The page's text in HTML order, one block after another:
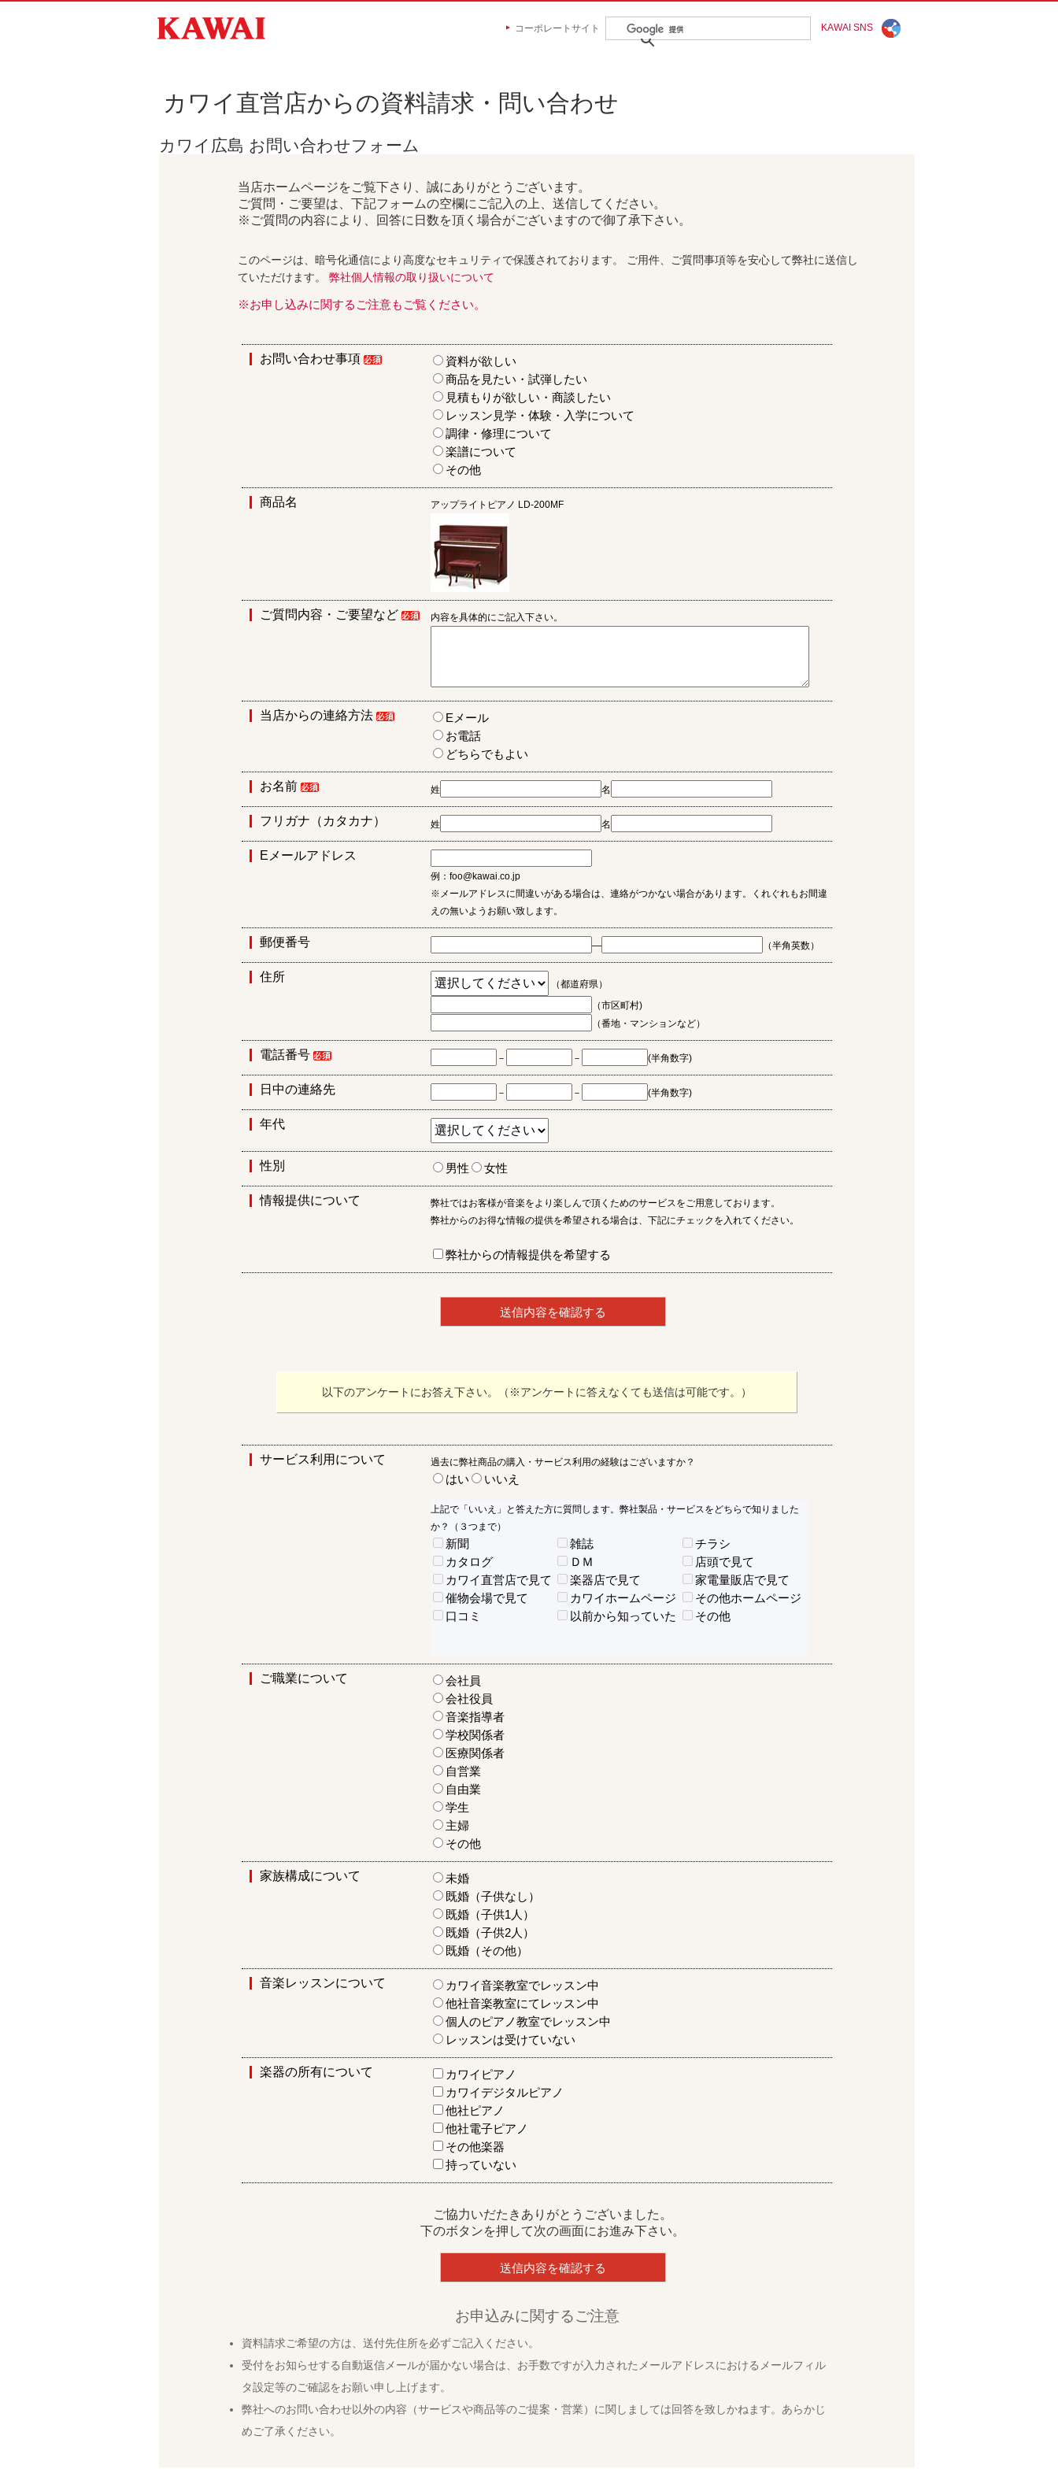
コーポレートサイト KAWAI SNS
カワイ直営店からの資料請求・問い合わせ
カワイ広島 お問い合わせフォーム
当店ホームページをご覧下さり、誠にありがとうございます。
ご質問・ご要望は、下記フォームの空欄にご記入の上、送信してください。
※ご質問の内容により、回答に日数を頂く場合がございますので御了承下さい。
このページは、暗号化通信により高度なセキュリティで保護されております。 ご用件、ご質問事項等を安心して弊社に送信し
ていただけます。 弊社個人情報の取り扱いについて
※お申し込みに関するご注意もご覧ください。
お問い合わせ事項
資料が欲しい
商品を見たい・試弾したい
見積もりが欲しい・商談したい
レッスン見学・体験・入学について
調律・修理について
楽譜について
その他
商品名 アップライトピアノ LD-200MF
ご質問内容・ご要望など 内容を具体的にご記入下さい。
当店からの連絡方法
Eメール
お電話
どちらでもよい
お名前 姓 名
フリガナ（カタカナ） 姓 名
Eメールアドレス
例：foo@kawai.co.jp
※メールアドレスに間違いがある場合は、連絡がつかない場合があります。くれぐれもお間違
えの無いようお願い致します。
郵便番号 ― （半角英数）
住所
（都道府県）
（市区町村)
（番地・マンションなど）
電話番号 － － (半角数字)
日中の連絡先 － － (半角数字)
年代
性別 男性 女性
情報提供について
弊社ではお客様が音楽をより楽しんで頂くためのサービスをご用意しております。
弊社からのお得な情報の提供を希望される場合は、下記にチェックを入れてください。
弊社からの情報提供を希望する
以下のアンケートにお答え下さい。（※アンケートに答えなくても送信は可能です。）
サービス利用について 過去に弊社商品の購入・サービス利用の経験はございますか？
はい いいえ
上記で「いいえ」と答えた方に質問します。弊社製品・サービスをどちらで知りました
か？（３つまで）
新聞 雑誌
チラシ
カタログ
ＤＭ
店頭で見て
カワイ直営店で見て
楽器店で見て
家電量販店で見て
催物会場で見て
カワイホームページ
その他ホームページ
口コミ
以前から知っていた その他
ご職業について
会社員
会社役員
音楽指導者
学校関係者
医療関係者
自営業
自由業
学生
主婦
その他
家族構成について
未婚
既婚（子供なし）
既婚（子供1人）
既婚（子供2人）
既婚（その他）
音楽レッスンについて
カワイ音楽教室でレッスン中
他社音楽教室にてレッスン中
個人のピアノ教室でレッスン中
レッスンは受けていない
楽器の所有について
カワイピアノ
カワイデジタルピアノ
他社ピアノ
他社電子ピアノ
その他楽器
持っていない
ご協力いだたきありがとうございました。
下のボタンを押して次の画面にお進み下さい。
お申込みに関するご注意
資料請求ご希望の方は、送付先住所を必ずご記入ください。
受付をお知らせする自動返信メールが届かない場合は、お手数ですが入力されたメールアドレスにおけるメールフィル
タ設定等のご確認をお願い申し上げます。
弊社へのお問い合わせ以外の内容（サービスや商品等のご提案・営業）に関しましては回答を致しかねます。あらかじ
めご了承ください。